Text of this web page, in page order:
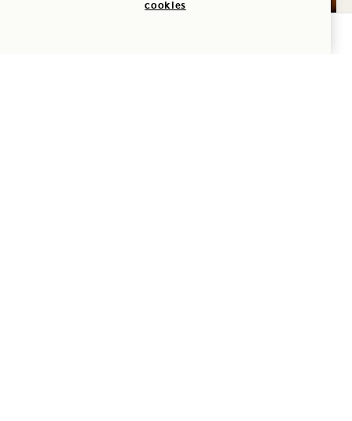
cookies